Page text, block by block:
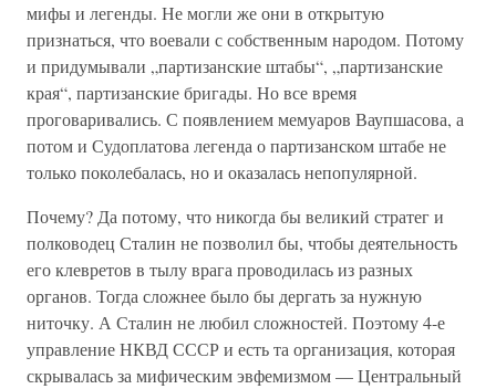
мифы и легенды. Не могли же они в открытую
признаться, что воевали с собственным народом. Потому
и придумывали „партизанские штабы“, „партизанские
края“, партизанские бригады. Но все время
проговаривались. С появлением мемуаров Ваупшасова, а
потом и Судоплатова легенда о партизанском штабе не
только поколебалась, но и оказалась непопулярной.
Почему? Да потому, что никогда бы великий стратег и
полководец Сталин не позволил бы, чтобы деятельность
его клевретов в тылу врага проводилась из разных
органов. Тогда сложнее было бы дергать за нужную
ниточку. А Сталин не любил сложностей. Поэтому 4-е
управление НКВД СССР и есть та организация, которая
скрывалась за мифическим эвфемизмом — Центральный